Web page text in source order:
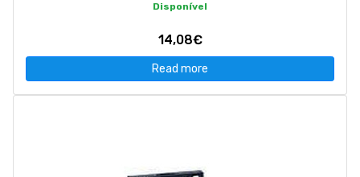
Disponível
14,08€
Read more